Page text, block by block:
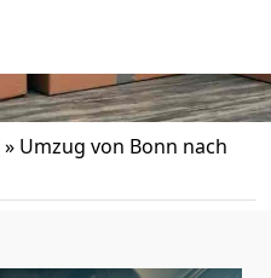
» Umzug von Bonn nach